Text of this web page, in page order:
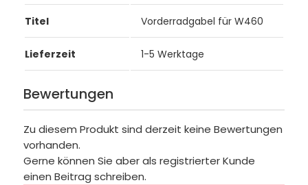
Titel Vorderradgabel für W460
Lieferzeit 1-5 Werktage
Bewertungen
Zu diesem Produkt sind derzeit keine Bewertungen
vorhanden.
Gerne können Sie aber als registrierter Kunde
einen Beitrag schreiben.